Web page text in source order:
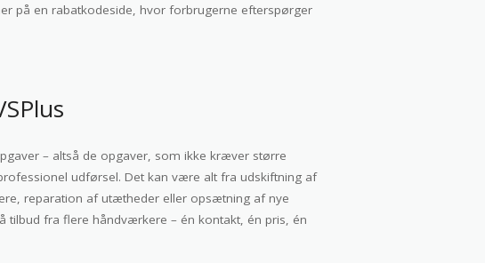
på en rabatkodeside, hvor forbrugerne efterspørger
– altså de opgaver, som ikke kræver større
udførsel. Det kan være alt fra udskiftning af
reparation af utætheder eller opsætning af nye
tilbud fra flere håndværkere – én kontakt, én pris, én